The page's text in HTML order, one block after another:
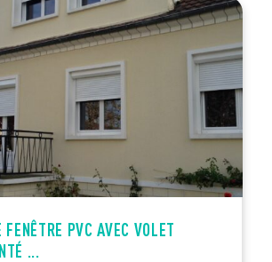
FENÊTRE PVC AVEC VOLET
...